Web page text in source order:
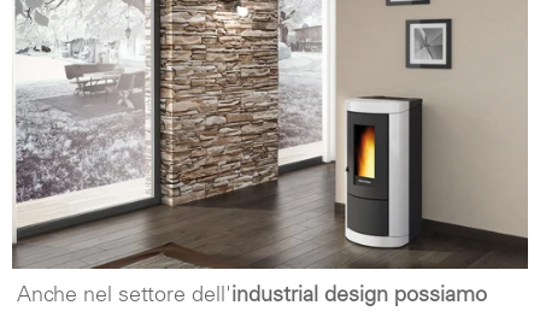
Anche nel settore dell'industrial design possiamo